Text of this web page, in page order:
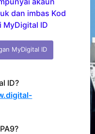
dan imbas Kod
MyDigital ID
MyDigital ID
ID?